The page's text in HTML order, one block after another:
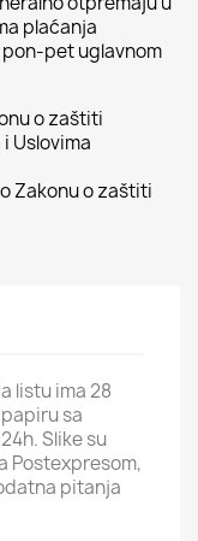
plaćanja
pet uglavnom
o zaštiti
Uslovima
Zakonu o zaštiti
listu ima 28
sa
Slike su
Postexpresom,
pitanja